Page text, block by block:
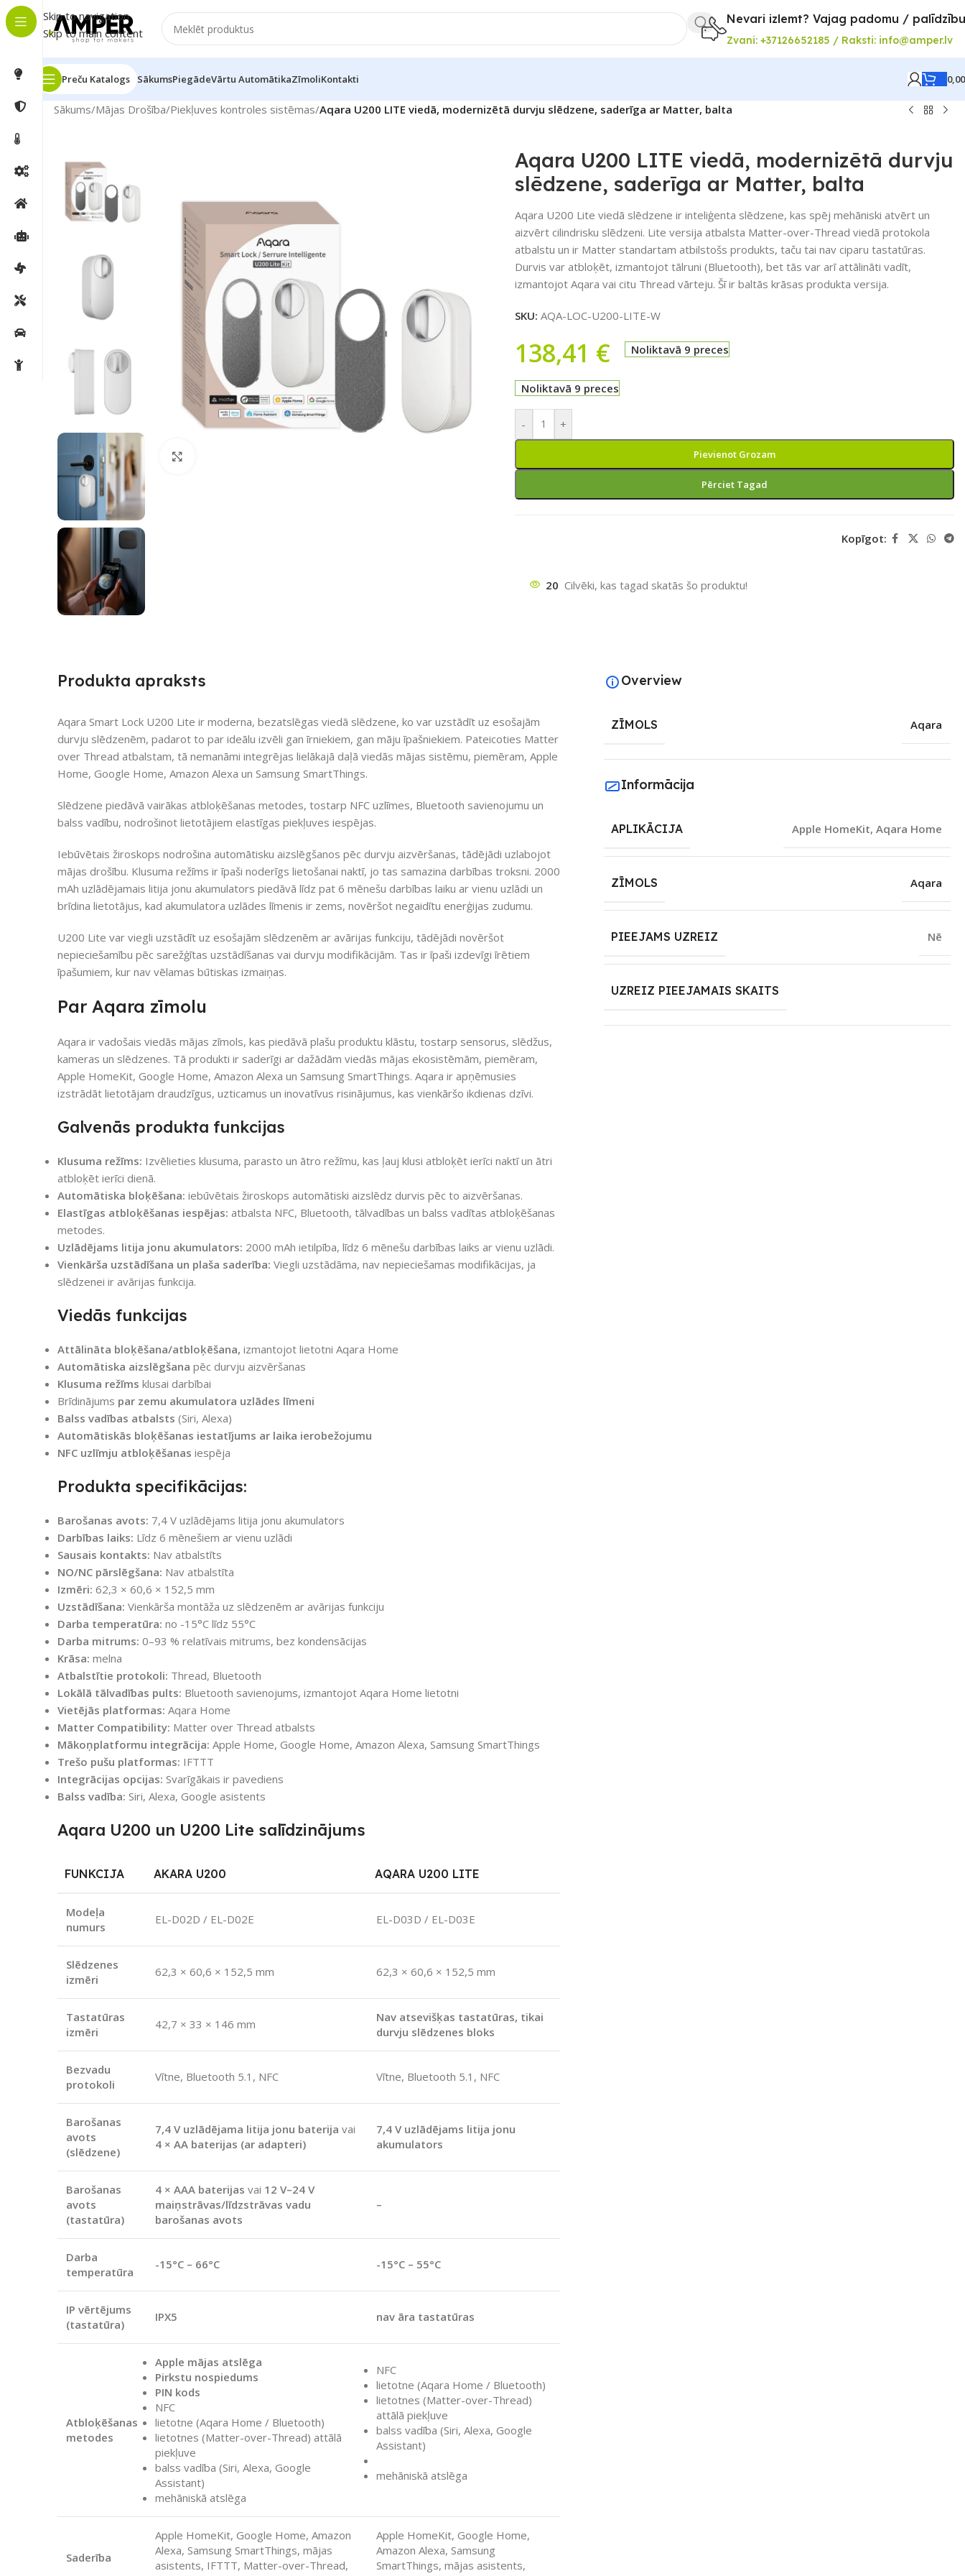
Skip to navigation
Skip to main content
Nevari izlemt? Vajag padomu /
Zvani: +37126652185 / Raksti: info@amper.lv
Preču Katalogs SākumsPiegādeVārtu AutomātikaZīmoliKontakti
Sākums/Mājas Drošība/Piekļuves kontroles sistēmas/Aqara U200 LITE viedā, modernizētā durvju slēdzene, saderīga ar Matter, balta
Aqara U200 LITE viedā, modernizētā durvju
slēdzene, saderīga ar Matter, balta
Aqara U200 Lite viedā slēdzene ir inteliģenta slēdzene, kas spēj mehāniski atvērt un
aizvērt cilindrisku slēdzeni. Lite versija atbalsta Matter-over-Thread viedā protokola
atbalstu un ir Matter standartam atbilstošs produkts, taču tai nav ciparu tastatūras.
Durvis var atbloķēt, izmantojot tālruni (Bluetooth), bet tās var arī attālināti vadīt,
izmantojot Aqara vai citu Thread vārteju. Šī ir baltās krāsas produkta versija.
SKU: AQA-LOC-U200-LITE-W
138,41 € Noliktavā 9 preces
Noliktavā 9 preces
- +
Pievienot Grozam
Pērciet Tagad
Kopīgot:
20 Cilvēki, kas tagad skatās šo produktu!
Produkta apraksts
Aqara Smart Lock U200 Lite ir moderna, bezatslēgas viedā slēdzene, ko var uzstādīt uz esošajām
durvju slēdzenēm, padarot to par ideālu izvēli gan īrniekiem, gan māju īpašniekiem. Pateicoties Matter
over Thread atbalstam, tā nemanāmi integrējas lielākajā daļā viedās mājas sistēmu, piemēram, Apple
Home, Google Home, Amazon Alexa un Samsung SmartThings.
Slēdzene piedāvā vairākas atbloķēšanas metodes, tostarp NFC uzlīmes, Bluetooth savienojumu un
balss vadību, nodrošinot lietotājiem elastīgas piekļuves iespējas.
Iebūvētais žiroskops nodrošina automātisku aizslēgšanos pēc durvju aizvēršanas, tādējādi uzlabojot
mājas drošību. Klusuma režīms ir īpaši noderīgs lietošanai naktī, jo tas samazina darbības troksni. 2000
mAh uzlādējamais litija jonu akumulators piedāvā līdz pat 6 mēnešu darbības laiku ar vienu uzlādi un
brīdina lietotājus, kad akumulatora uzlādes līmenis ir zems, novēršot negaidītu enerģijas zudumu.
U200 Lite var viegli uzstādīt uz esošajām slēdzenēm ar avārijas funkciju, tādējādi novēršot
nepieciešamību pēc sarežģītas uzstādīšanas vai durvju modifikācijām. Tas ir īpaši izdevīgi īrētiem
īpašumiem, kur nav vēlamas būtiskas izmaiņas.
Par Aqara zīmolu
Aqara ir vadošais viedās mājas zīmols, kas piedāvā plašu produktu klāstu, tostarp sensorus, slēdžus,
kameras un slēdzenes. Tā produkti ir saderīgi ar dažādām viedās mājas ekosistēmām, piemēram,
Apple HomeKit, Google Home, Amazon Alexa un Samsung SmartThings. Aqara ir apņēmusies
izstrādāt lietotājam draudzīgus, uzticamus un inovatīvus risinājumus, kas vienkāršo ikdienas dzīvi.
Galvenās produkta funkcijas
Klusuma režīms: Izvēlieties klusuma, parasto un ātro režīmu, kas ļauj klusi atbloķēt ierīci naktī un ātri
atbloķēt ierīci dienā.
Automātiska bloķēšana: iebūvētais žiroskops automātiski aizslēdz durvis pēc to aizvēršanas.
Elastīgas atbloķēšanas iespējas: atbalsta NFC, Bluetooth, tālvadības un balss vadītas atbloķēšanas
metodes.
Uzlādējams litija jonu akumulators: 2000 mAh ietilpība, līdz 6 mēnešu darbības laiks ar vienu uzlādi.
Vienkārša uzstādīšana un plaša saderība: Viegli uzstādāma, nav nepieciešamas modifikācijas, ja
slēdzenei ir avārijas funkcija.
Viedās funkcijas
Attālināta bloķēšana/atbloķēšana, izmantojot lietotni Aqara Home
Automātiska aizslēgšana pēc durvju aizvēršanas
Klusuma režīms klusai darbībai
Brīdinājums par zemu akumulatora uzlādes līmeni
Balss vadības atbalsts (Siri, Alexa)
Automātiskās bloķēšanas iestatījums ar laika ierobežojumu
NFC uzlīmju atbloķēšanas iespēja
Produkta specifikācijas:
Barošanas avots: 7,4 V uzlādējams litija jonu akumulators
Darbības laiks: Līdz 6 mēnešiem ar vienu uzlādi
Sausais kontakts: Nav atbalstīts
NO/NC pārslēgšana: Nav atbalstīta
Izmēri: 62,3 × 60,6 × 152,5 mm
Uzstādīšana: Vienkārša montāža uz slēdzenēm ar avārijas funkciju
Darba temperatūra: no -15°C līdz 55°C
Darba mitrums: 0–93 % relatīvais mitrums, bez kondensācijas
Krāsa: melna
Atbalstītie protokoli: Thread, Bluetooth
Lokālā tālvadības pults: Bluetooth savienojums, izmantojot Aqara Home lietotni
Vietējās platformas: Aqara Home
Matter Compatibility: Matter over Thread atbalsts
Mākoņplatformu integrācija: Apple Home, Google Home, Amazon Alexa, Samsung SmartThings
Trešo pušu platformas: IFTTT
Integrācijas opcijas: Svarīgākais ir pavediens
Balss vadība: Siri, Alexa, Google asistents
Aqara U200 un U200 Lite salīdzinājums
FUNKCIJA AKARA U200 AQARA U200 LITE
Modeļa
numurs
EL-D02D / EL-D02E EL-D03D / EL-D03E
Slēdzenes
izmēri
62,3 × 60,6 × 152,5 mm 62,3 × 60,6 × 152,5 mm
Tastatūras
izmēri
42,7 × 33 × 146 mm
Nav atsevišķas tastatūras, tikai
durvju slēdzenes bloks
Bezvadu
protokoli
Vītne, Bluetooth 5.1, NFC Vītne, Bluetooth 5.1, NFC
Barošanas
avots
(slēdzene)
7,4 V uzlādējama litija jonu baterija vai
4 × AA baterijas (ar adapteri)
7,4 V uzlādējams litija jonu
akumulators
Barošanas
avots
(tastatūra)
4 × AAA baterijas vai 12 V–24 V
maiņstrāvas/līdzstrāvas vadu
barošanas avots
–
Darba
temperatūra
-15°C – 66°C -15°C – 55°C
IP vērtējums
(tastatūra)
IPX5 nav āra tastatūras
Atbloķēšanas
metodes
Apple mājas atslēga
Pirkstu nospiedums
PIN kods
NFC
lietotne (Aqara Home / Bluetooth)
lietotnes (Matter-over-Thread) attālā
piekļuve
balss vadība (Siri, Alexa, Google
Assistant)
mehāniskā atslēga
NFC
lietotne (Aqara Home / Bluetooth)
lietotnes (Matter-over-Thread)
attālā piekļuve
balss vadība (Siri, Alexa, Google
Assistant)
mehāniskā atslēga
Saderība
Apple HomeKit, Google Home, Amazon
Alexa, Samsung SmartThings, mājas
asistents, IFTTT, Matter-over-Thread,
Apple HomeKit, Google Home,
Amazon Alexa, Samsung
SmartThings, mājas asistents,
Overview
ZĪMOLS Aqara
Informācija
APLIKĀCIJA Apple HomeKit, Aqara Home
ZĪMOLS Aqara
PIEEJAMS UZREIZ Nē
UZREIZ PIEEJAMAIS SKAITS